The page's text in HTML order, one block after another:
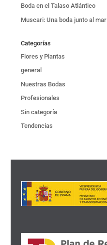
Boda en el Talaso Atlántico
Muscari: Una boda junto al mar
Categorías
Flores y Plantas
general
Nuestras Bodas
Profesionales
Sin categoría
Tendencias